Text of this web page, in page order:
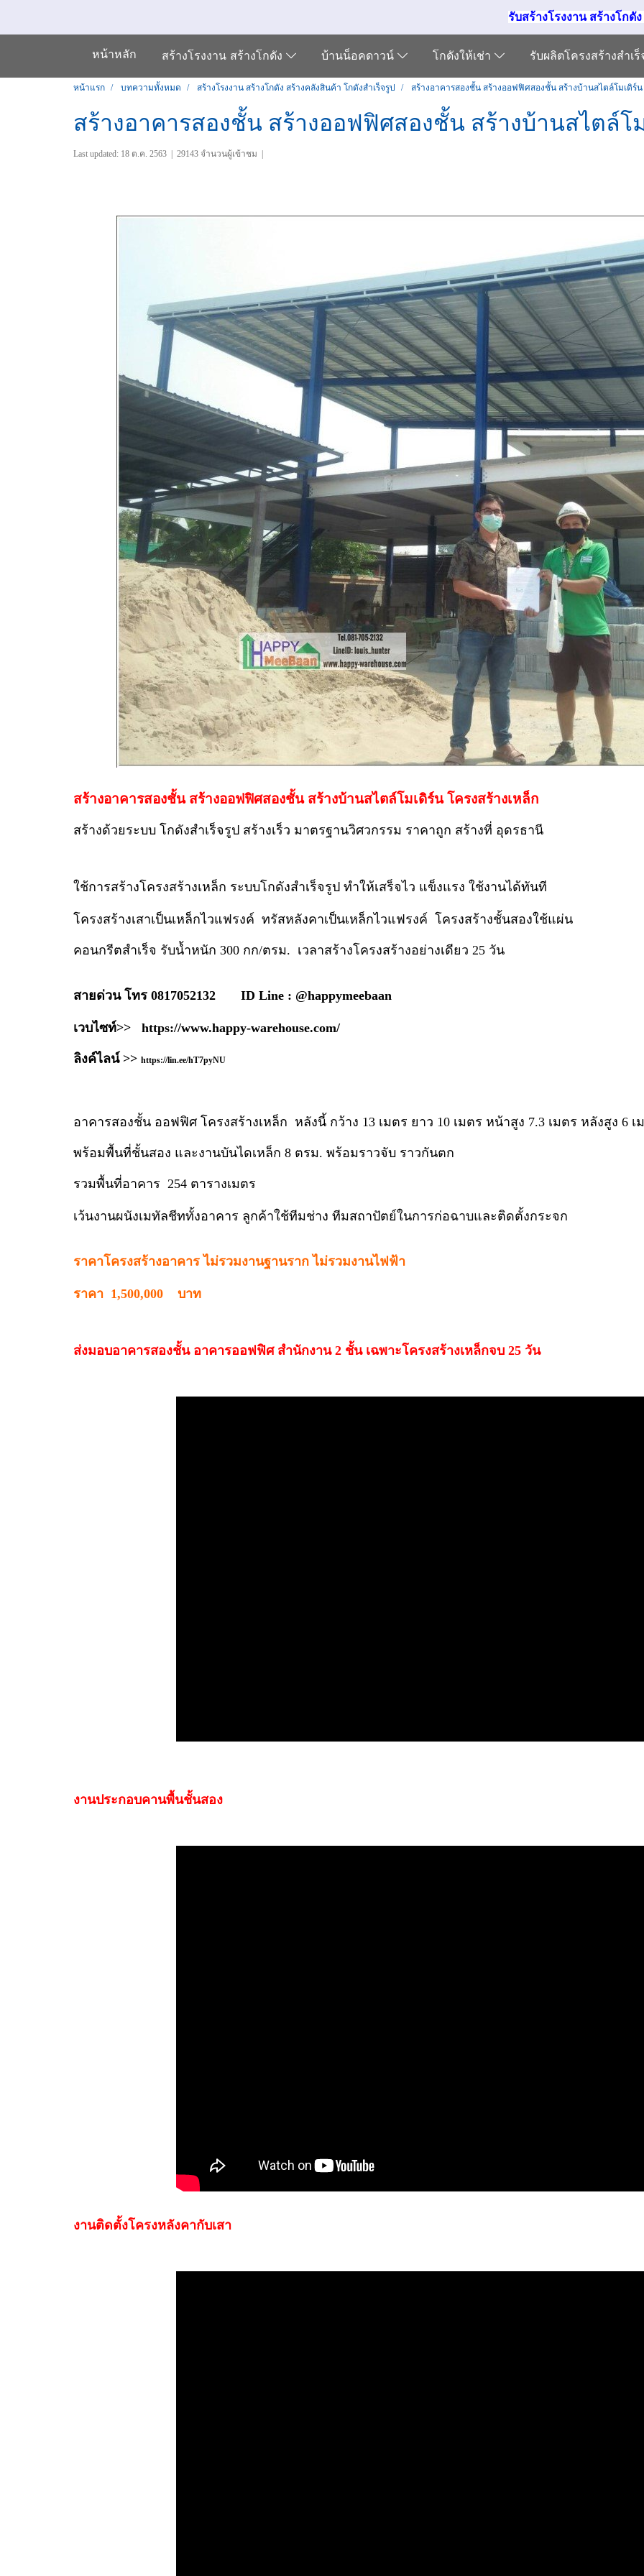
รับสร้างโรงงาน สร้างโกดัง
หน้าหลัก สร้างโรงงาน สร้างโกดัง บ้านน็อคดาวน์ โกดังให้เช่า รับผลิตโครงสร้างสำเ
หน้าแรก บทความทั้งหมด สร้างโรงงาน สร้างโกดัง สร้างคลังสินค้า โกดังสำเร็จรูป สร้างอาคารสองชั้น สร้างออฟฟิศสองชั้น สร้างบ้านสไตล์โมเดิร์น
สร้างอาคารสองชั้น สร้างออฟฟิศสองชั้น สร้างบ้านสไตล์โ
Last updated: 18 ต.ค. 2563 29143 จำนวนผู้เข้าชม
สร้างอาคารสองชั้น สร้างออฟฟิศสองชั้น สร้างบ้านสไตล์โมเดิร์น โครงสร้างเหล็ก
สร้างด้วยระบบ โกดังสำเร็จรูป สร้างเร็ว มาตรฐานวิศวกรรม ราคาถูก สร้างที่ อุดรธานี
ใช้การสร้างโครงสร้างเหล็ก ระบบโกดังสำเร็จรูป ทำให้เสร็จไว แข็งแรง ใช้งานได้ทันที
โครงสร้างเสาเป็นเหล็กไวแฟรงค์ ทรัสหลังคาเป็นเหล็กไวแฟรงค์ โครงสร้างชั้นสองใช้แผ่น
คอนกรีตสำเร็จ รับน้ำหนัก 300 กก/ตรม. เวลาสร้างโครงสร้างอย่างเดียว 25 วัน
สายด่วน โทร 0817052132 ID Line : @happymeebaan
เวบไซท์>> https://www.happy-warehouse.com/
ลิงค์ไลน์ >> https://lin.ee/hT7pyNU
อาคารสองชั้น ออฟฟิศ โครงสร้างเหล็ก หลังนี้ กว้าง 13 เมตร ยาว 10 เมตร หน้าสูง 7.3 เมตร หลังสูง 6 เ
พร้อมพื้นที่ชั้นสอง และงานบันไดเหล็ก 8 ตรม. พร้อมราวจับ ราวกันตก
รวมพื้นที่อาคาร 254 ตารางเมตร
เว้นงานผนังเมทัลชีททั้งอาคาร ลูกค้าใช้ทีมช่าง ทีมสถาปัตย์ในการก่อฉาบและติดตั้งกระจก
ราคาโครงสร้างอาคาร ไม่รวมงานฐานราก ไม่รวมงานไฟฟ้า
ราคา 1,500,000 บาท
ส่งมอบอาคารสองชั้น อาคารออฟฟิศ สำนักงาน 2 ชั้น เฉพาะโครงสร้างเหล็กจบ 25 วัน
งานประกอบคานพื้นชั้นสอง
งานติดตั้งโครงหลังคากับเสา